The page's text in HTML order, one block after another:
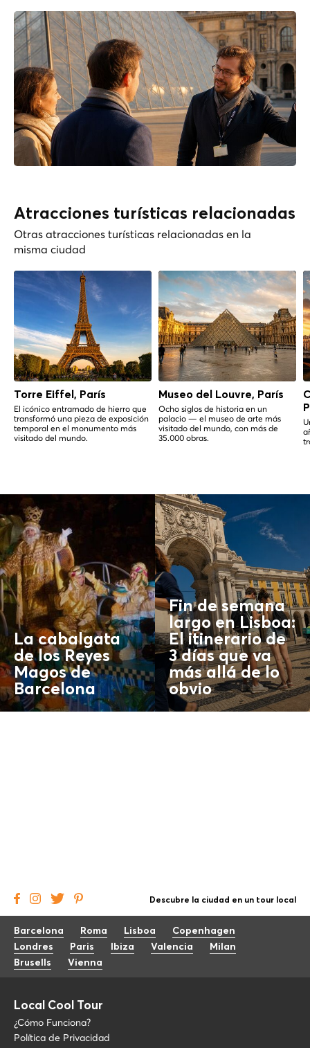
Atracciones turísticas relacionadas
Otras atracciones turísticas relacionadas en la
misma ciudad
Torre Eiffel, París
El icónico entramado de hierro que
transformó una pieza de exposición
temporal en el monumento más
visitado del mundo.
Museo del Louvre, París
Ocho siglos de historia en un
palacio — el museo de arte más
visitado del mundo, con más de
35.000 obras.
La cabalgata
de los Reyes
Magos de
Barcelona
Fin de semana
largo en Lisboa:
El itinerario de
3 días que va
más allá de lo
obvio
Descubre la ciudad en un tour local
Barcelona Roma Lisboa
Copenhagen
Londres
Paris Ibiza Valencia
Milan
Brusells
Vienna
Local Cool Tour
¿Cómo Funciona?
Política de Privacidad